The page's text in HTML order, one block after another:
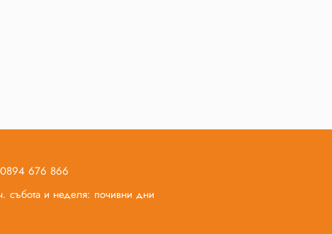
0894 676 866
събота и неделя: почивни дни